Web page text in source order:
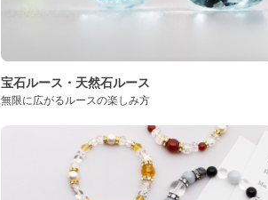
宝石ルース・天然石ルース
無限に広がるルースの楽しみ方